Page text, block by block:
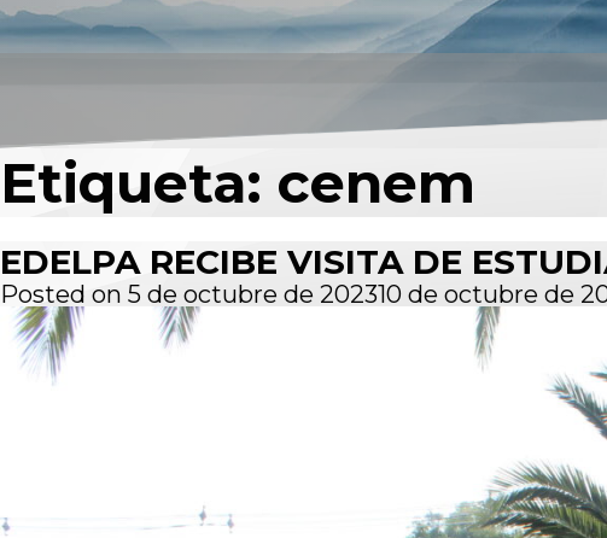
Etiqueta: cenem
EDELPA RECIBE VISITA DE
Posted on 5 de octubre de 202310 de octubre de